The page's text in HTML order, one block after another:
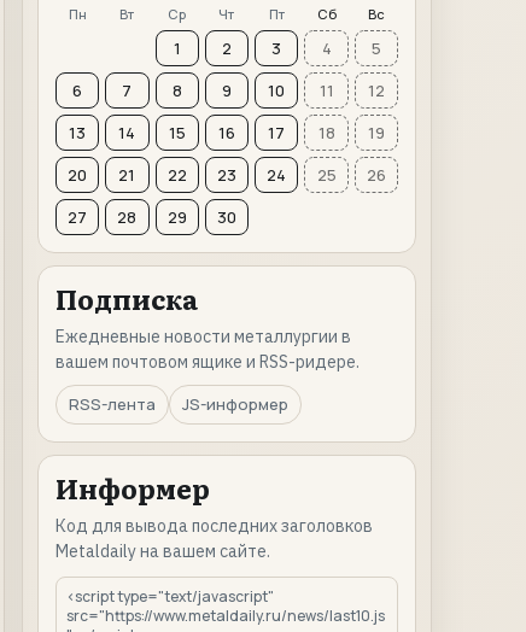
Пн Вт Ср Чт Пт Сб Вс
1 2 3 4
5
6
7 8 9 10 11
12
13
14 15 16 17 18
19
20
21 22 23 24 25
26
27
28 29 30
Подписка
Ежедневные новости металлургии в
вашем почтовом ящике и RSS-ридере.
RSS-лента
JS-информер
Информер
Код для вывода последних заголовков
Metaldaily на вашем сайте.